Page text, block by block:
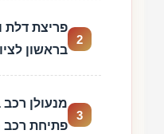
2
פריצת דלת
בראשון
3
מנעולן רכב
פתיחת רכב